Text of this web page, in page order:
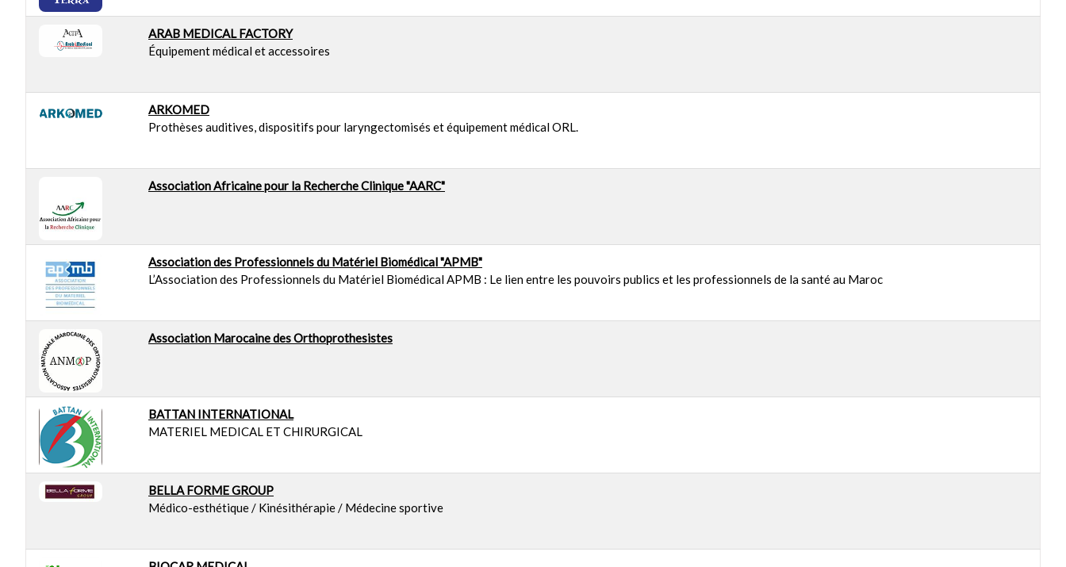
ARAB MEDICAL FACTORY
Équipement médical et accessoires
ARKOMED
Prothèses auditives, dispositifs pour laryngectomisés et équipement médical ORL.
Association Africaine pour la Recherche Clinique "AARC"
Association des Professionnels du Matériel Biomédical "APMB"
L’Association des Professionnels du Matériel Biomédical APMB : Le lien entre les pouvoirs publics et les professionnels de la santé au Maroc
Association Marocaine des Orthoprothesistes
BATTAN INTERNATIONAL
MATERIEL MEDICAL ET CHIRURGICAL
BELLA FORME GROUP
Médico-esthétique / Kinésithérapie / Médecine sportive